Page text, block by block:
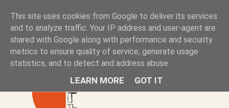
Книжен ъгъл
Блог на книжарницата — класации, откъси, нови книги
ул. „Оборище" 117, София· пон–пет 10:00–19:00 ·
This site uses cookies from Google to deliver its services
and to analyze traffic. Your IP address and user-agent are
shared with Google along with performance and security
metrics to ensure quality of service, generate usage
statistics, and to detect and address abuse.
LEARN MORE GOT IT